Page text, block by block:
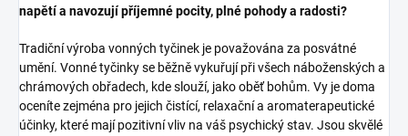
napětí a navozují příjemné pocity, plné pohody a radosti?
Tradiční výroba vonných tyčinek je považována za posvátné
umění. Vonné tyčinky se běžně vykuřují při všech náboženských a
chrámových obřadech, kde slouží, jako oběť bohům. Vy je doma
oceníte zejména pro jejich čistící, relaxační a aromaterapeutické
účinky, které mají pozitivní vliv na váš psychický stav. Jsou skvělé